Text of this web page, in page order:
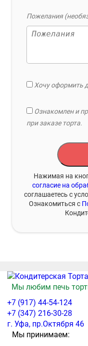
Пожелания
Хочу оформить
Ознакомлен и
при заказе торта.
Нажимая на
согласие на
соглашаетесь с
Ознакомиться с
Мы любим печь
+7 (917) 44-54-124
+7 (347) 216-30-28
г. Уфа, пр.Октября 46
Мы принимаем: